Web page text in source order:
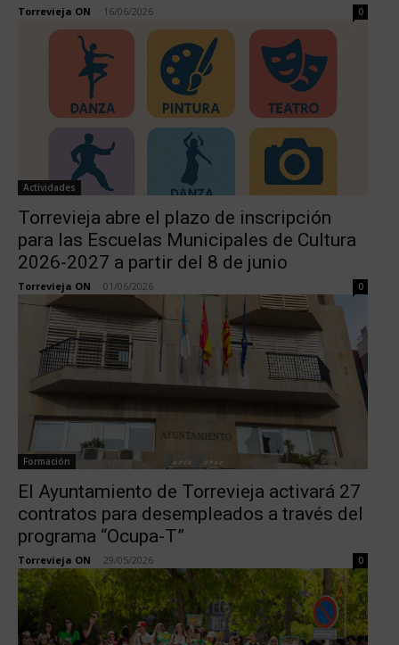
Torrevieja ON 16/06/2026 0
Actividades
Torrevieja abre el plazo de inscripción
para las Escuelas Municipales de Cultura
2026-2027 a partir del 8 de junio
Torrevieja ON 01/06/2026 0
Formación
El Ayuntamiento de Torrevieja activará 27
contratos para desempleados a través del
programa “Ocupa-T”
Torrevieja ON 29/05/2026 0